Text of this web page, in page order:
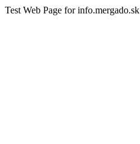
Test Web Page for info.mergado.sk